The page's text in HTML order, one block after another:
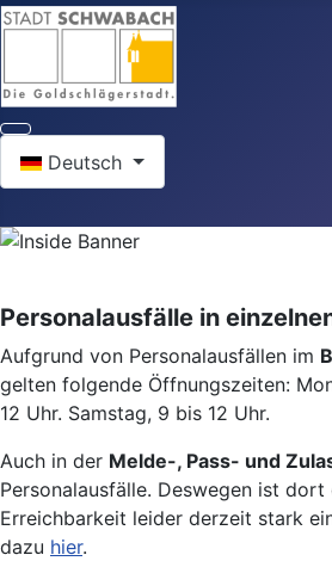
Deutsch
Personalausfälle in
Aufgrund von Personalausfällen im
gelten folgende Öffnungszeiten:
12 Uhr. Samstag, 9 bis 12 Uhr.
Auch in der Melde-, Pass- und
Personalausfälle. Deswegen ist
Erreichbarkeit leider derzeit stark
dazu hier.